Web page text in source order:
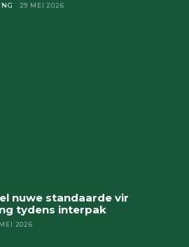
29 MEI 2026
nuwe standaarde vir
tydens interpak
2026